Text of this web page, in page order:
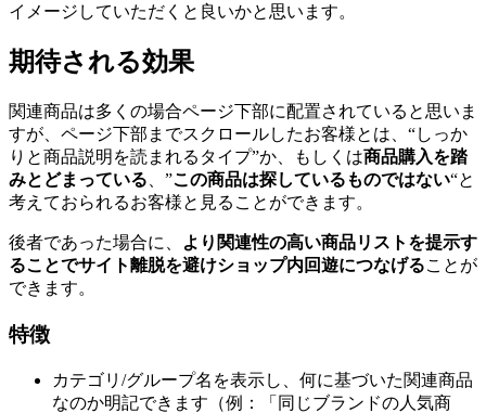
イメージしていただくと良いかと思います。
期待される効果
関連商品は多くの場合ページ下部に配置されていると思いま
すが、ページ下部までスクロールしたお客様とは、“しっか
りと商品説明を読まれるタイプ”か、もしくは商品購入を踏
みとどまっている 、”この商品は探しているものではない“と
考えておられるお客様と見ることができます。
後者であった場合に、
より関連性の高い商品リストを提示す
ることでサイト離脱を避けショップ内回遊につなげることが
できます。
特徴
カテゴリ/グループ名を表示し、何に基づいた関連商品
なのか明記できます（例：「同じブランドの人気商